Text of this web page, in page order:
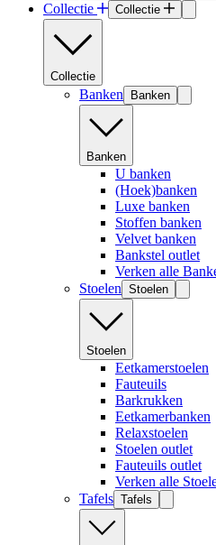
Collectie Collectie
Collectie
Banken Banken
Banken
U banken
(Hoek)banken
Luxe banken
Stoffen banken
Velvet banken
Bankstel outlet
Verken alle
Stoelen Stoelen
Stoelen
Eetkamerstoelen
Fauteuils
Barkrukken
Eetkamerbanken
Relaxstoelen
Stoelen outlet
Fauteuils outlet
Verken alle
Tafels Tafels